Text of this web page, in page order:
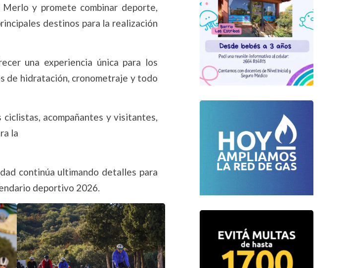
y promete combinar deporte,
destinos para la realización
una experiencia única para los
de hidratación, cronometraje y todo
acompañantes y visitantes,
la
continúa ultimando detalles para
deportivo 2026.